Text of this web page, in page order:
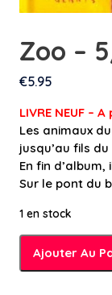
Zoo –
€5.95
LIVRE NEUF –
Les animaux
jusqu’au fils
En fin
Sur le pont du
1 en stock
quantité
deAjouter Au